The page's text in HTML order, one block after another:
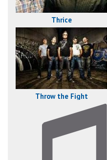
Thrice
Throw the Fight